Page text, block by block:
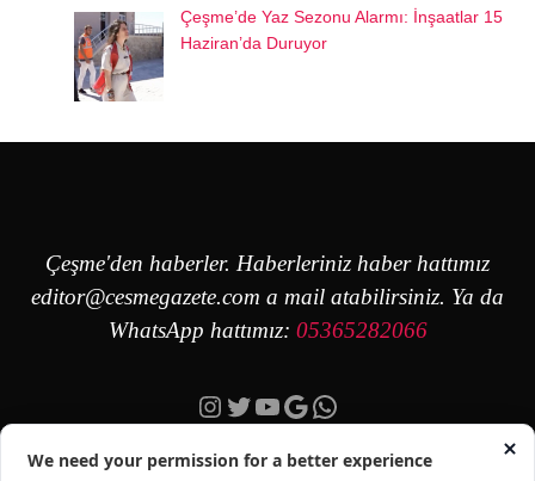
Çeşme’de Yaz Sezonu Alarmı: İnşaatlar 15
Haziran’da Duruyor
Çeşme'den haberler. Haberleriniz haber hattımız
editor@cesmegazete.com a mail atabilirsiniz. Ya da
WhatsApp hattımız: 05365282066
Instagram
Twitter
YouTube
Google
https://wa.me/